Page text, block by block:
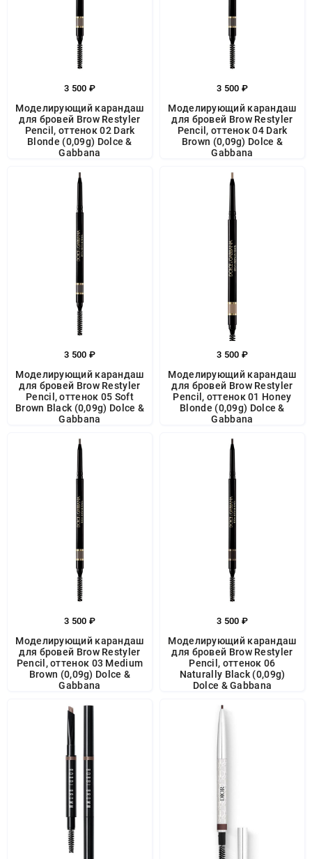
3 500 ₽
Моделирующий карандаш
для бровей Brow Restyler
Pencil, оттенок 02 Dark
Blonde (0,09g) Dolce &
Gabbana
3 500 ₽
Моделирующий карандаш
для бровей Brow Restyler
Pencil, оттенок 04 Dark
Brown (0,09g) Dolce &
Gabbana
3 500 ₽
Моделирующий карандаш
для бровей Brow Restyler
Pencil, оттенок 05 Soft
Brown Black (0,09g) Dolce &
Gabbana
3 500 ₽
Моделирующий карандаш
для бровей Brow Restyler
Pencil, оттенок 01 Honey
Blonde (0,09g) Dolce &
Gabbana
3 500 ₽
Моделирующий карандаш
для бровей Brow Restyler
Pencil, оттенок 03 Medium
Brown (0,09g) Dolce &
Gabbana
3 500 ₽
Моделирующий карандаш
для бровей Brow Restyler
Pencil, оттенок 06
Naturally Black (0,09g)
Dolce & Gabbana